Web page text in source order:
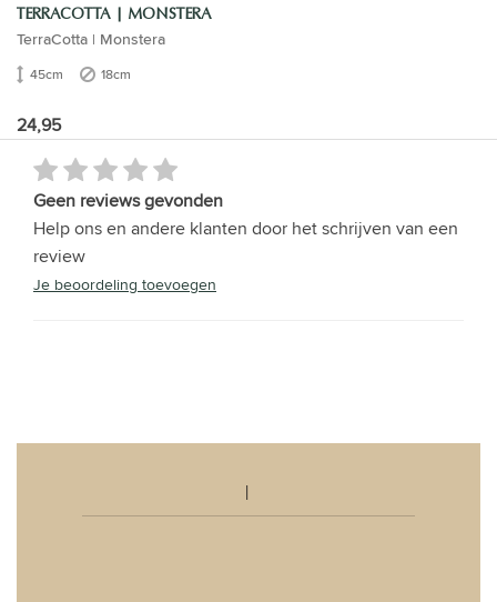
TERRACOTTA | MONSTERA
TerraCotta | Monstera
45cm 18cm
24,95
Geen reviews gevonden
Help ons en andere klanten door het schrijven van een
review
Je beoordeling toevoegen